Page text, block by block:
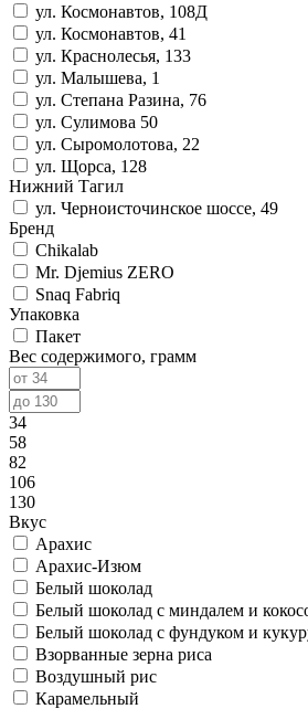
ул. Космонавтов, 108Д
ул. Космонавтов, 41
ул. Краснолесья, 133
ул. Малышева, 1
ул. Степана Разина, 76
ул. Сулимова 50
ул. Сыромолотова, 22
ул. Щорса, 128
Нижний Тагил
ул. Черноисточинское шоссе, 49
Бренд
Chikalab
Mr. Djemius ZERO
Snaq Fabriq
Упаковка
Пакет
Вес содержимого, грамм
34
58
82
106
130
Вкус
Арахис
Арахис-Изюм
Белый шоколад
Белый шоколад с миндалем и
Белый шоколад с фундуком и
Взорванные зерна риса
Воздушный рис
Карамельный